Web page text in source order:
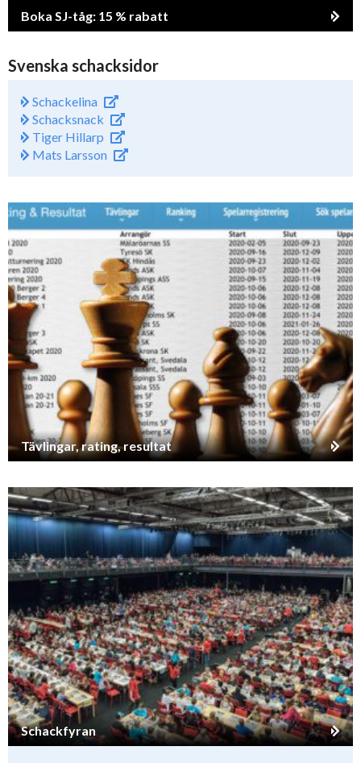
Boka SJ-tåg: 15 % rabatt
Svenska schacksidor
Schackelina
Schacksnack
Tiger Hillarp
Mats Larsson
Tävlingar, rating, resultat
Schackfyran